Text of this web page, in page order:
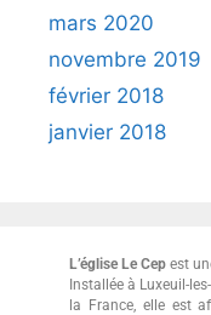
mars 2020
novembre 2019
février 2018
janvier 2018
L’église Le Cep est
Installée à Luxeuil-
la France, elle est